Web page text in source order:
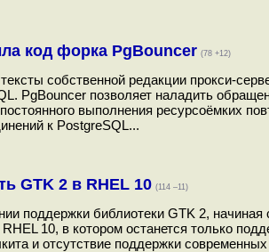
код форка PgBouncer (78 +12)
собственной редакции прокси-
PgBouncer позволяет наладить
выполнения ресурсоёмких
к PostgreSQL...
GTK 2 в RHEL 10 (114 –11)
поддержки библиотеки GTK 2,
10, в котором останется только
и отсутствие поддержки